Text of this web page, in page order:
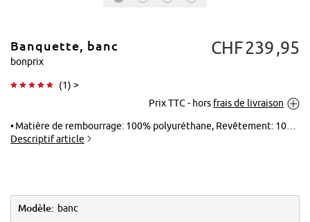
Tapoter pour
agrandir
Banquette, banc
bonprix
(1) >
CHF239 95
Prix TTC - hors frais de livraison
Matière de rembourrage: 100% polyuréthane, Revêtement: 100% coton
Descriptif article
Modèle: banc